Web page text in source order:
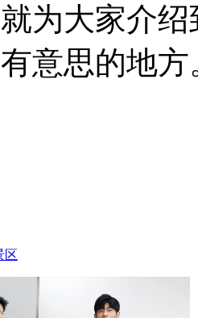
为大家介
意思的地方
区